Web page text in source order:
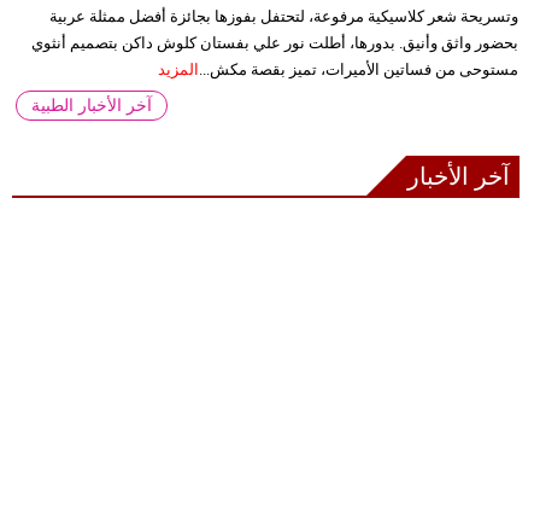
وتسريحة شعر كلاسيكية مرفوعة، لتحتفل بفوزها بجائزة أفضل ممثلة عربية
بحضور واثق وأنيق. بدورها، أطلت نور علي بفستان كلوش داكن بتصميم أنثوي
مستوحى من فساتين الأميرات، تميز بقصة مكش...
المزيد
آخر الأخبار الطبية
آخر الأخبار